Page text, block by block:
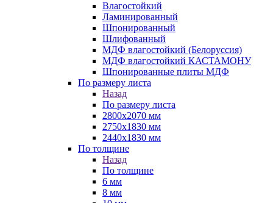
Влагостойкий
Ламинированный
Шпонированный
Шлифованный
МДФ влагостойкий (Белоруссия)
МДФ влагостойкий КАСТАМОНУ
Шпонированные плиты МДФ
По размеру листа
Назад
По размеру листа
2800х2070 мм
2750х1830 мм
2440х1830 мм
По толщине
Назад
По толщине
6 мм
8 мм